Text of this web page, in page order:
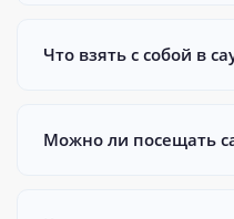
Что взять с собой в
Можно ли посещать